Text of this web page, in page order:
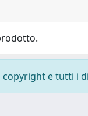
e tutti i